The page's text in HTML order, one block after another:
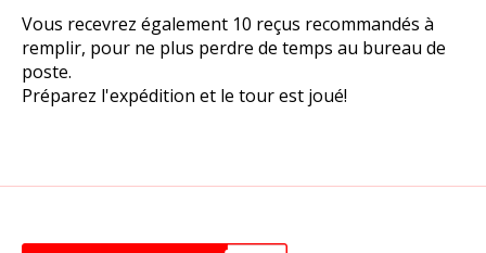
Vous recevrez également 10 reçus recommandés à
remplir, pour ne plus perdre de temps au bureau de
poste.
Préparez l'expédition et le tour est joué!